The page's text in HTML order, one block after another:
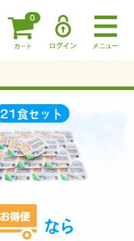
0
21食セット
なら